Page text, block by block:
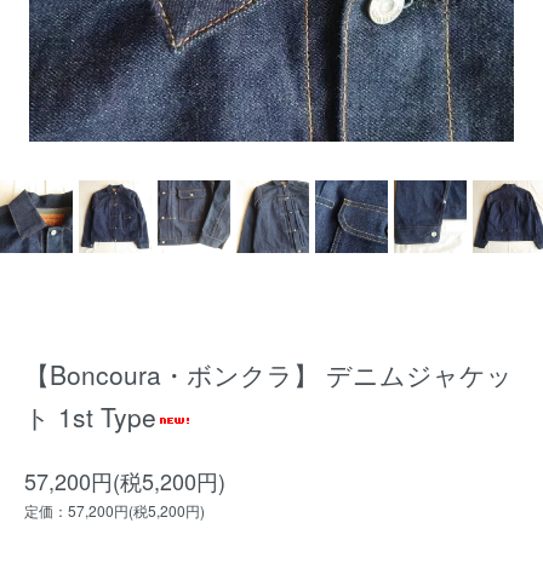
【Boncoura・ボンクラ】 デニムジャケッ
ト 1st Type
57,200円(税5,200円)
定価：57,200円(税5,200円)